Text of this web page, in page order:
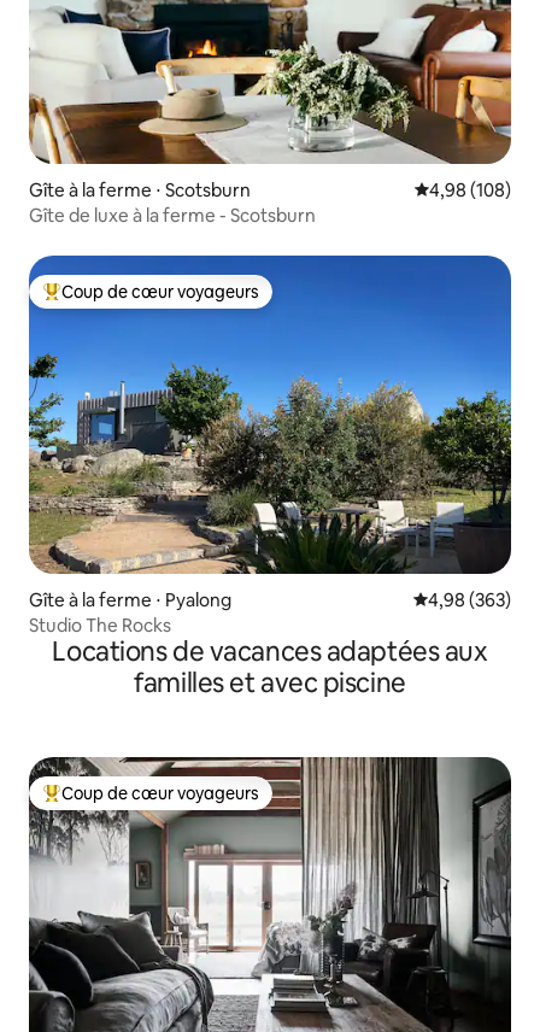
Gîte à la ferme ⋅ Scotsburn Évaluation
4,98 (108)
Gîte de luxe à la ferme - Scotsburn
Coups de cœur voyageurs les plus appréciés
Coup de cœur voyageurs
Gîte à la ferme ⋅ Pyalong Évaluation
4,98 (363)
Studio The Rocks
Locations de vacances adaptées aux
familles et avec piscine
Coups de cœur voyageurs les plus appréciés
Coup de cœur voyageurs